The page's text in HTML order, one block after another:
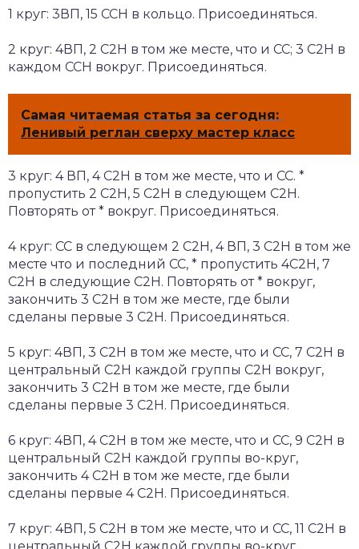
1 круг: 3ВП, 15 ССН в кольцо. Присоединяться.
2 круг: 4ВП, 2 С2Н в том же месте, что и СС; 3 С2Н в
каждом ССН вокруг. Присоединяться.
Самая читаемая статья за сегодня:
Ленивый реглан сверху мастер класс
3 круг: 4 ВП, 4 С2Н в том же месте, что и СС. *
пропустить 2 С2Н, 5 С2Н в следующем С2Н.
Повторять от * вокруг. Присоединяться.
4 круг: СС в следующем 2 С2Н, 4 ВП, 3 С2Н в том же
месте что и последний СС, * пропустить 4С2Н, 7
С2Н в следующие С2Н. Повторять от * вокруг,
закончить 3 С2Н в том же месте, где были
сделаны первые 3 С2Н. Присоединяться.
5 круг: 4ВП, 3 С2Н в том же месте, что и СС, 7 С2Н в
центральный С2Н каждой группы С2Н вокруг,
закончить 3 С2Н в том же месте, где были
сделаны первые 3 С2Н. Присоединяться.
6 круг: 4ВП, 4 С2Н в том же месте, что и СС, 9 С2Н в
центральный С2Н каждой группы во-круг,
закончить 4 С2Н в том же месте, где были
сделаны первые 4 С2Н. Присоединяться.
7 круг: 4ВП, 5 С2Н в том же месте, что и СС, 11 С2Н в